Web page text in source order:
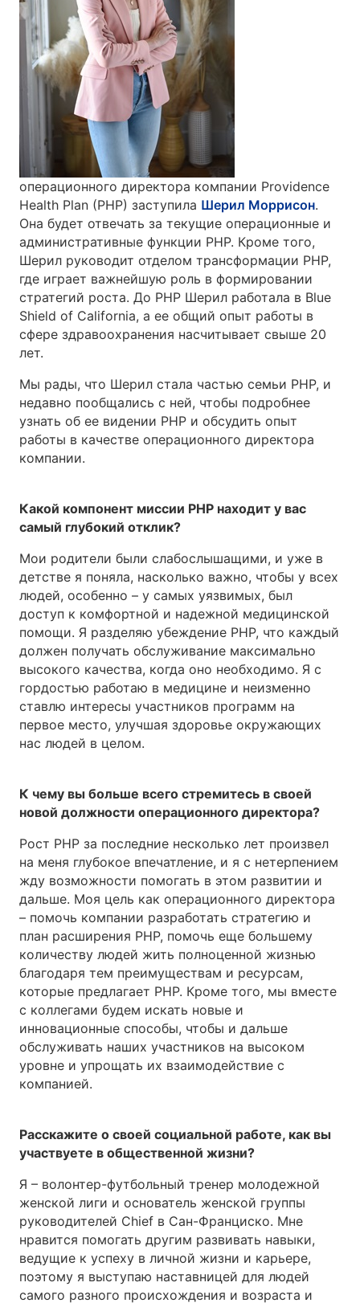
операционного директора компании Providence
Health Plan (PHP) заступила Шерил Моррисон.
Она будет отвечать за текущие операционные и
административные функции PHP. Кроме того,
Шерил руководит отделом трансформации PHP,
где играет важнейшую роль в формировании
стратегий роста. До PHP Шерил работала в Blue
Shield of California, а ее общий опыт работы в
сфере здравоохранения насчитывает свыше 20
лет.
Мы рады, что Шерил стала частью семьи PHP, и
недавно пообщались с ней, чтобы подробнее
узнать об ее видении PHP и обсудить опыт
работы в качестве операционного директора
компании.
Какой компонент миссии PHP находит у вас
самый глубокий отклик?
Мои родители были слабослышащими, и уже в
детстве я поняла, насколько важно, чтобы у всех
людей, особенно – у самых уязвимых, был
доступ к комфортной и надежной медицинской
помощи. Я разделяю убеждение PHP, что каждый
должен получать обслуживание максимально
высокого качества, когда оно необходимо. Я с
гордостью работаю в медицине и неизменно
ставлю интересы участников программ на
первое место, улучшая здоровье окружающих
нас людей в целом.
К чему вы больше всего стремитесь в своей
новой должности операционного директора?
Рост PHP за последние несколько лет произвел
на меня глубокое впечатление, и я с нетерпением
жду возможности помогать в этом развитии и
дальше. Моя цель как операционного директора
– помочь компании разработать стратегию и
план расширения PHP, помочь еще большему
количеству людей жить полноценной жизнью
благодаря тем преимуществам и ресурсам,
которые предлагает PHP. Кроме того, мы вместе
с коллегами будем искать новые и
инновационные способы, чтобы и дальше
обслуживать наших участников на высоком
уровне и упрощать их взаимодействие с
компанией.
Расскажите о своей социальной работе, как вы
участвуете в общественной жизни?
Я – волонтер-футбольный тренер молодежной
женской лиги и основатель женской группы
руководителей Chief в Сан-Франциско. Мне
нравится помогать другим развивать навыки,
ведущие к успеху в личной жизни и карьере,
поэтому я выступаю наставницей для людей
самого разного происхождения и возраста и